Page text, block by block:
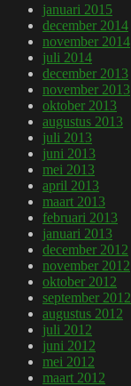
januari 2015
december 2014
november 2014
juli 2014
december 2013
november 2013
oktober 2013
augustus 2013
juli 2013
juni 2013
mei 2013
april 2013
maart 2013
februari 2013
januari 2013
december 2012
november 2012
oktober 2012
september 2012
augustus 2012
juli 2012
juni 2012
mei 2012
maart 2012